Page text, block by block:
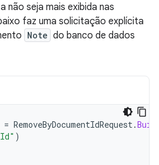
não seja mais exibida nas
faz uma solicitação explícita
Note do banco de dados
= RemoveByDocumentIdRequest.
)